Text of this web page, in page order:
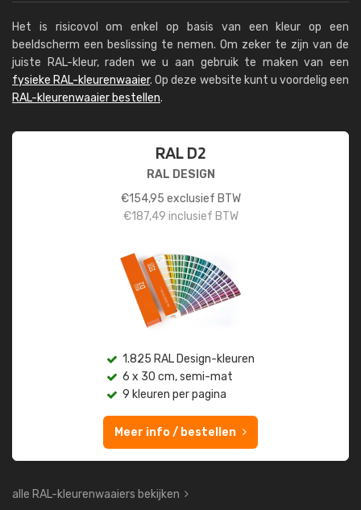
Het is risicovol om enkel op basis van een kleur op een
beeldscherm een beslissing te nemen. Om zeker te zijn van de
juiste RAL-kleur, raden we u aan gebruik te maken van een
fysieke RAL-kleurenwaaier. Op deze website kunt u voordelig een
RAL-kleurenwaaier bestellen.
RAL D2
RAL DESIGN
€154,95 exclusief BTW
€187,49 inclusief BTW
1.825 RAL Design-kleuren
6 x 30 cm, semi-mat
9 kleuren per pagina
Meer info / bestellen
alle RAL-kleurenwaaiers bekijken